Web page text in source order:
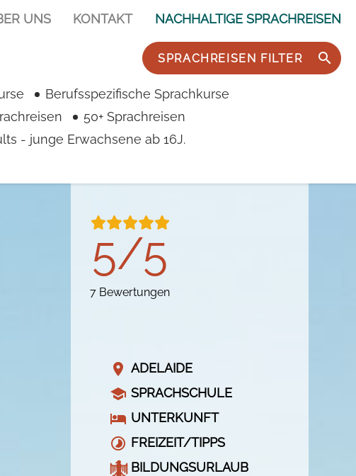
UNS KONTAKT NACHHALTIGE SPRACHREISEN
SPRACHREISEN FILTER
Berufsspezifische Sprachkurse
50+ Sprachreisen
- junge Erwachsene ab 16J.
5/5
7 Bewertungen
ADELAIDE
SPRACHSCHULE
UNTERKUNFT
FREIZEIT/TIPPS
BILDUNGSURLAUB